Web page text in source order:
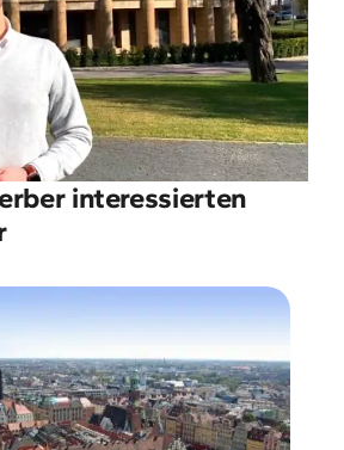
interessierten